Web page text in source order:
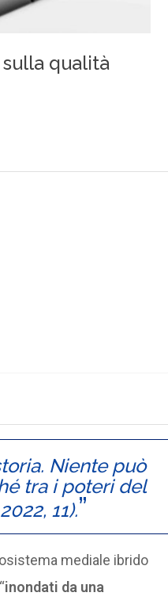
Niente può
tra i poteri del
11).
mediale ibrido
inondati da una